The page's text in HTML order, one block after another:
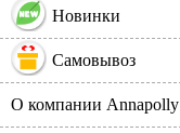
Новинки
Самовывоз
О компании Annapolly